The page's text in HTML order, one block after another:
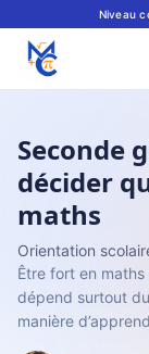
Niveau
Seconde
décider
maths
Orientation
Être fort en
dépend surtout
manière